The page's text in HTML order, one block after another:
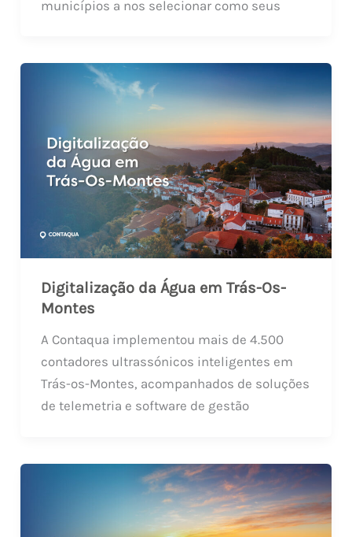
municípios a nos selecionar como seus
Digitalização da Água em Trás-Os-
Montes
A Contaqua implementou mais de 4.500
contadores ultrassónicos inteligentes em
Trás-os-Montes, acompanhados de soluções
de telemetria e software de gestão